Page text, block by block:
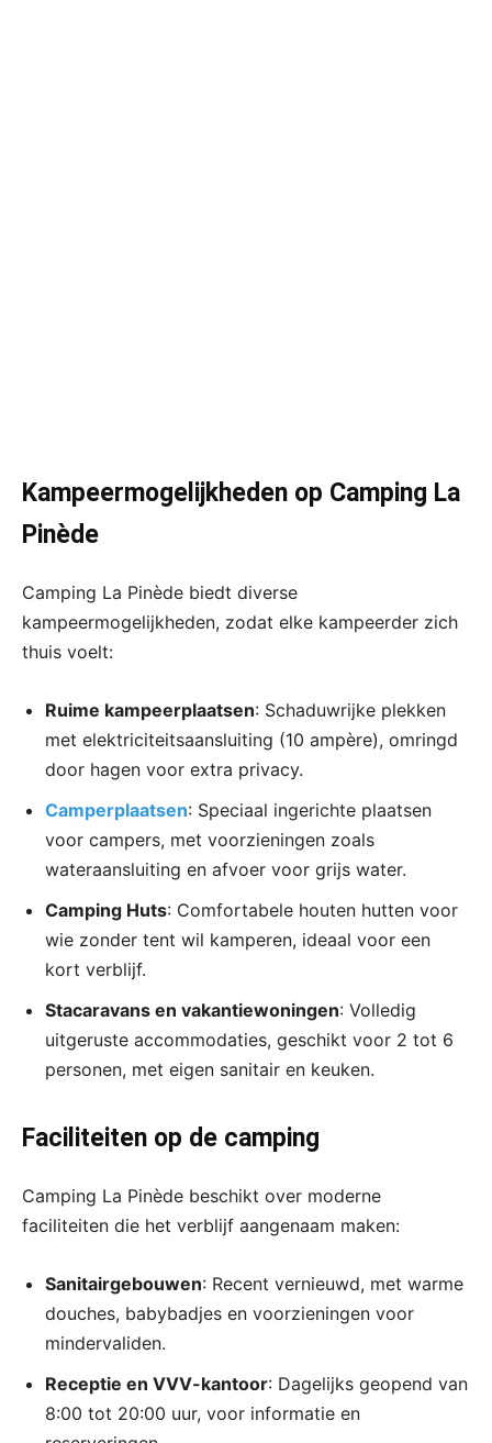
Kampeermogelijkheden op Camping La
Pinède
Camping La Pinède biedt diverse
kampeermogelijkheden, zodat elke kampeerder zich
thuis voelt:
Ruime kampeerplaatsen: Schaduwrijke plekken
met elektriciteitsaansluiting (10 ampère), omringd
door hagen voor extra privacy.
Camperplaatsen: Speciaal ingerichte plaatsen
voor campers, met voorzieningen zoals
wateraansluiting en afvoer voor grijs water.
Camping Huts: Comfortabele houten hutten voor
wie zonder tent wil kamperen, ideaal voor een
kort verblijf.
Stacaravans en vakantiewoningen: Volledig
uitgeruste accommodaties, geschikt voor 2 tot 6
personen, met eigen sanitair en keuken.
Faciliteiten op de camping
Camping La Pinède beschikt over moderne
faciliteiten die het verblijf aangenaam maken:
Sanitairgebouwen: Recent vernieuwd, met warme
douches, babybadjes en voorzieningen voor
mindervaliden.
Receptie en VVV-kantoor: Dagelijks geopend van
8:00 tot 20:00 uur, voor informatie en